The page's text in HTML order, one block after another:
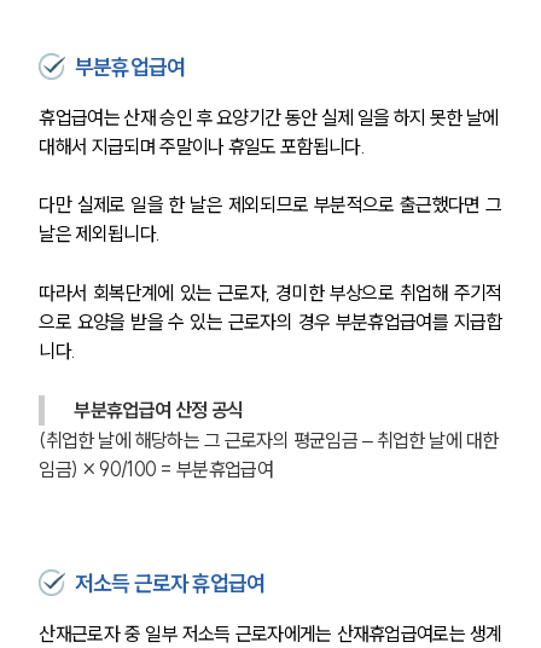
부분휴업급여
휴업급여는 산재 승인 후 요양기간 동안 실제 일을 하지 못한 날에
대해서 지급되며 주말이나 휴일도 포함됩니다.
다만 실제로 일을 한 날은 제외되므로 부분적으로 출근했다면 그
날은 제외됩니다.
따라서 회복단계에 있는 근로자, 경미한 부상으로 취업해 주기적
으로 요양을 받을 수 있는 근로자의 경우 부분휴업급여를 지급합
니다.
부분휴업급여 산정 공식
(취업한 날에 해당하는 그 근로자의 평균임금 – 취업한 날에 대한
임금) × 90/100 = 부분휴업급여
저소득 근로자 휴업급여
산재근로자 중 일부 저소득 근로자에게는 산재휴업급여로는 생계